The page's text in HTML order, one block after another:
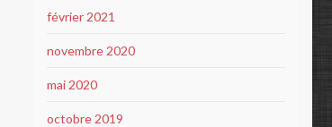
février 2021
novembre 2020
mai 2020
octobre 2019